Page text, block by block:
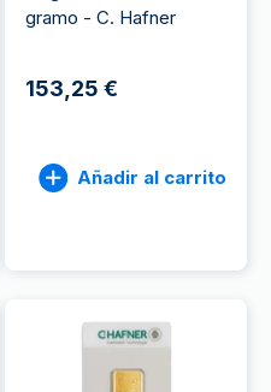
gramo - C. Hafner
153,25 €
Añadir al carrito